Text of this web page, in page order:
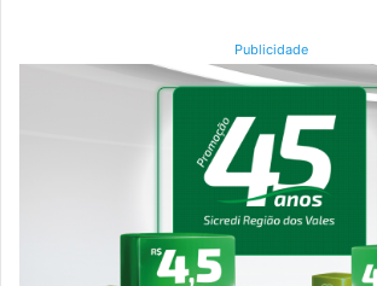
Publicidade